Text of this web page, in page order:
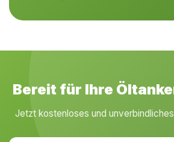
Bereit für Ihre
Jetzt kostenloses und